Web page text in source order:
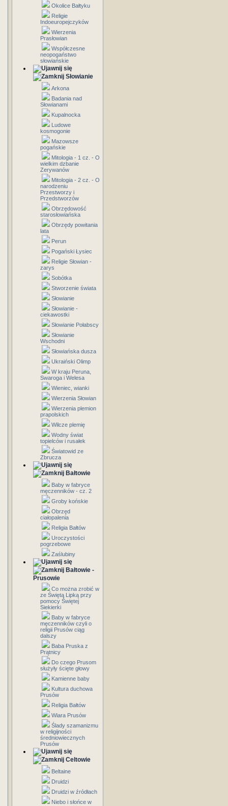
Okolice Bałtyku
Religie
Indoeuropejczyków
Wierzenia
Prasłowian
Współczesne
neopogaństwo
słowiańskie
Słowianie
Arkona
Badania nad
Słowianami
Kupalnocka
Ludowe
kosmogonie
Mazowsze
pogańskie
Mitologia - 1 cz. - O
wielkim dzbanie
Zerywanów
Mitologia - 2 cz. - O
narodzeniu
Przestworzy i
Przedstworzów
Obrzędowość
starosłowiańska
Obrzędy powitania
lata
Perun
Pogański Łysiec
Religie Słowian -
zarys
Sobótka
Stworzenie świata
Słowianie
Słowianie -
ciekawostki
Słowianie Połabscy
Słowianie
Wschodni
Słowiańska dusza
Ukraiński Olimp
W kraju Peruna,
Swaroga i Welesa
Wieniec, wianki
Wierzenia Słowian
Wierzenia plemion
prapolskich
Wilcze plemię
Wodny świat
topielców i rusałek
Światowid ze
Zbrucza
Bałtowie
Baby w fabryce
męczenników - cz. 2
Groby końskie
Obrzęd
ciałopalenia
Religia Bałtów
Uroczystości
pogrzebowe
Zaślubiny
Bałtowie -
Prusowie
Co można zrobić w
ze Świętą Lipką przy
pomocy Świętej
Siekierki
Baby w fabryce
męczenników czyli o
religii Prusów ciąg
dalszy
Baba Pruska z
Prątnicy
Do czego Prusom
służyły ścięte głowy
Kamienne baby
Kultura duchowa
Prusów
Religia Bałtów
Wiara Prusów
Ślady szamanizmu
w religijności
średniowiecznych
Prusów
Celtowie
Beltaine
Druidzi
Druidzi w źródłach
Niebo i słońce w